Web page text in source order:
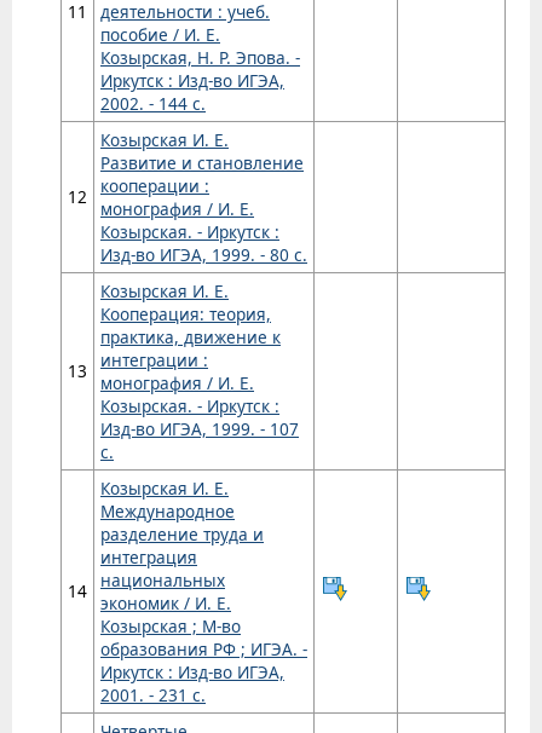
11
деятельности : учеб.
пособие / И. Е.
Козырская, Н. Р. Эпова. -
Иркутск : Изд-во ИГЭА,
2002. - 144 с.
12
Козырская И. Е.
Развитие и становление
кооперации :
монография / И. Е.
Козырская. - Иркутск :
Изд-во ИГЭА, 1999. - 80 с.
13
Козырская И. Е.
Кооперация: теория,
практика, движение к
интеграции :
монография / И. Е.
Козырская. - Иркутск :
Изд-во ИГЭА, 1999. - 107
с.
14
Козырская И. Е.
Международное
разделение труда и
интеграция
национальных
экономик / И. Е.
Козырская ; М-во
образования РФ ; ИГЭА. -
Иркутск : Изд-во ИГЭА,
2001. - 231 с.